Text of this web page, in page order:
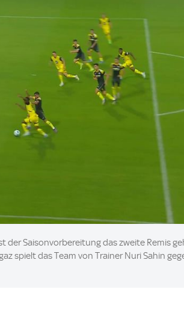
Saisonvorbereitung das zweite Remis
spielt das Team von Trainer Nuri Sahin